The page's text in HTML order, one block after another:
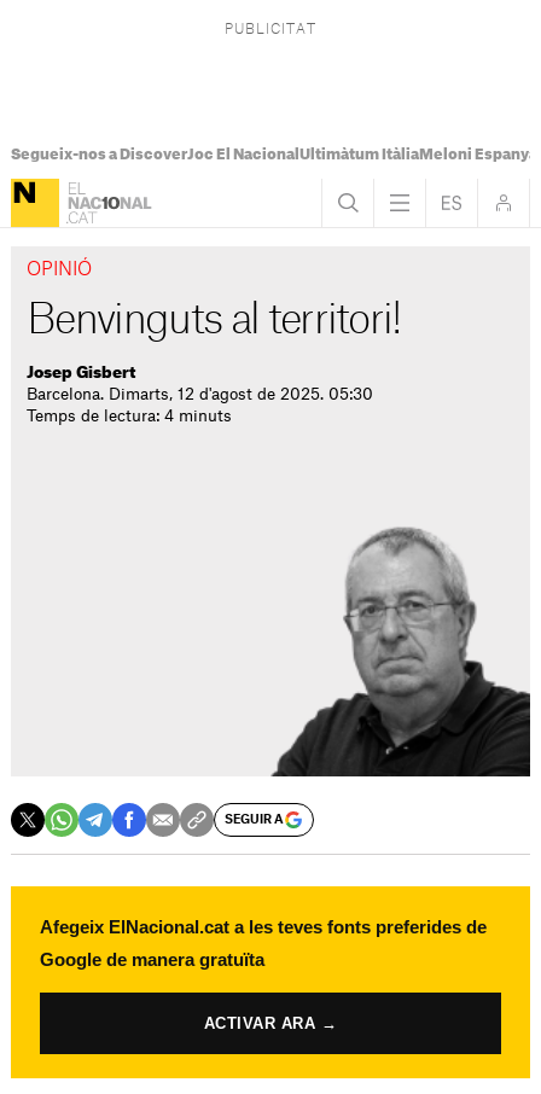
Segueix-nos a DiscoverJoc El Nacional Ultimàtum ItàliaMeloni Espanya
OPINIÓ
Benvinguts al territori!
Josep Gisbert
Barcelona. Dimarts, 12 d'agost de 2025. 05:30
Temps de lectura: 4 minuts
SEGUIR A
Afegeix ElNacional.cat a les teves fonts preferides de
Google de manera gratuïta
ACTIVAR ARA →